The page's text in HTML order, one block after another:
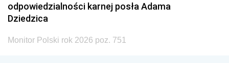
odpowiedzialności karnej posła Adama
Dziedzica
Monitor Polski rok 2026 poz. 751